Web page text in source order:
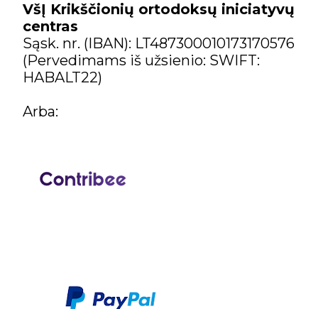
VšĮ Krikščionių ortodoksų iniciatyvų
centras
Sąsk. nr. (IBAN): LT487300010173170576
(Pervedimams iš užsienio: SWIFT:
HABALT22)
Arba: